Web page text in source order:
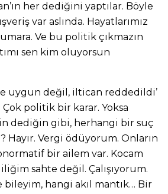
her dediğini yaptılar. Böyle
var aslında. Hayatlarımız
Ve bu politik çıkmazın
sen kim oluyorsun
uygun değil, iltican reddedildi’
politik bir karar. Yoksa
dediğin gibi, herhangi bir suç
Hayır. Vergi ödüyorum. Onların
bir ailem var. Kocam
sahte değil. Çalışıyorum.
bileyim, hangi akıl mantık… Bir